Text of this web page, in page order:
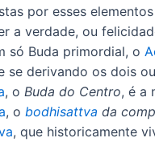
por esses
a verdade, ou
só Buda primordial, o
se derivando os dois
, o Buda do Centro, é a
, o bodhisattva da
, que historicamente